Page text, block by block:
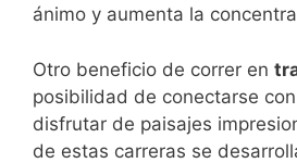
ánimo y aumenta la
Otro beneficio de correr en
posibilidad‌ de conectarse
‍disfrutar de paisajes
de estas ⁢carreras se